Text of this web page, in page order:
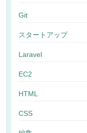
Git
スタートアップ
Laravel
EC2
HTML
CSS